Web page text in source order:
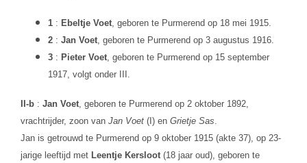
1 : Ebeltje Voet, geboren te Purmerend op 18 mei 1915.
2 : Jan Voet, geboren te Purmerend op 3 augustus 1916.
3 : Pieter Voet, geboren te Purmerend op 15 september
1917, volgt onder III.
II-b : Jan Voet, geboren te Purmerend op 2 oktober 1892,
vrachtrijder, zoon van Jan Voet(I) en Grietje Sas
Jan is getrouwd te Purmerend op 9 oktober 1915 (akte 37), op 23-
jarige leeftijd met Leentje Kersloot(18 jaar oud), geboren te